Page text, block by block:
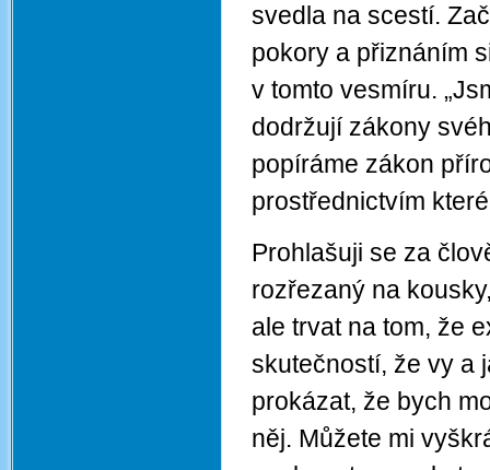
svedla na scestí.
pokory a přiznáním
v tomto vesmíru.
dodržují zákony
popíráme zákon
prostřednictvím
Prohlašuji se za
rozřezaný na
ale trvat na tom, že
skutečností, že vy a
prokázat, že bych
něj. Můžete mi